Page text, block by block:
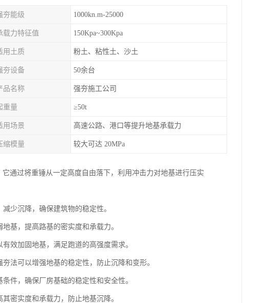
夯能级 1000kn.m-25000
载力特征值 150Kpa~300Kpa
用土质 粉土、粘性土、沙土
夯设备 50余台
品名称 强夯施工公司
重量 ≥50t
用场景 高速公路、港口等提升地基承载力
缩模量 较大可达 20MPa
通过将重锤从一定高度自由落下，利用冲击力对地基进行压实
少沉降，确保建筑物的稳定性。
基，提高路基的密实度和承载力。
效加固地基，满足跑道的高强度需求。
法可以增强地基的稳定性，防止沉降和变形。
件，确保厂房基础的稳定性和安全性。
密实度和承载力，防止地基沉降。